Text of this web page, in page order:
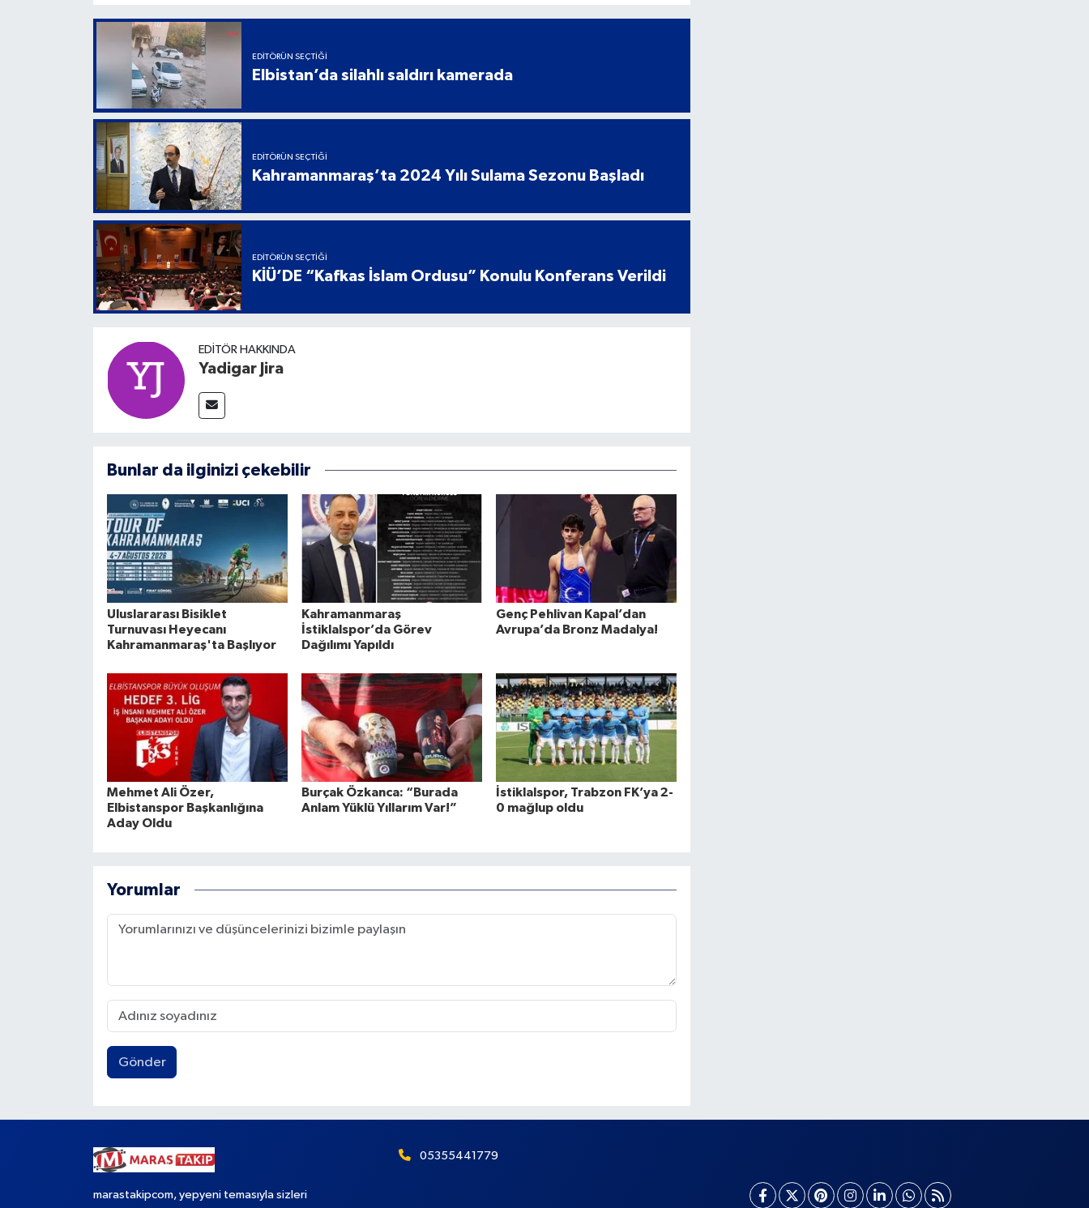
EDITÖRÜN SEÇTIĞI
Elbistan’da silahlı saldırı kamerada
EDITÖRÜN SEÇTIĞI
Kahramanmaraş’ta 2024 Yılı Sulama Sezonu Başladı
EDITÖRÜN SEÇTIĞI
KİÜ’DE “Kafkas İslam Ordusu” Konulu Konferans Verildi
EDITÖR HAKKINDA
Yadigar Jira
Bunlar da ilginizi çekebilir
Uluslararası Bisiklet
Turnuvası Heyecanı
Kahramanmaraş'ta Başlıyor
Kahramanmaraş
İstiklalspor’da Görev
Dağılımı Yapıldı
Genç Pehlivan Kapal’dan
Avrupa’da Bronz Madalya!
Mehmet Ali Özer,
Elbistanspor Başkanlığına
Aday Oldu
Burçak Özkanca: “Burada
Anlam Yüklü Yıllarım Var!”
İstiklalspor, Trabzon FK’ya 2-
0 mağlup oldu
Yorumlar
Gönder
marastakipcom, yepyeni temasıyla sizleri
05355441779